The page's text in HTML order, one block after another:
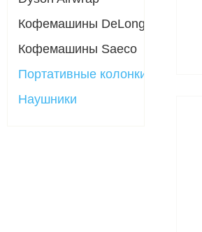
Кофемашины DeLonghi
Кофемашины Saeco
Портативные колонки
Наушники